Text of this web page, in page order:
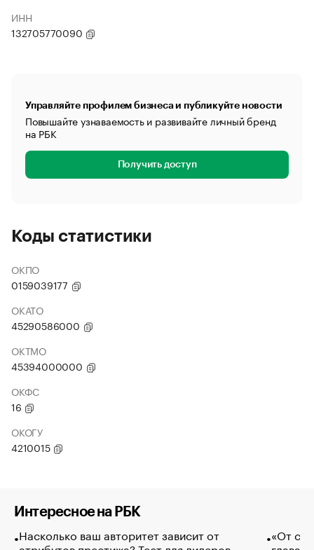
ИНН
132705770090
Управляйте профилем бизнеса и публикуйте новости
Повышайте узнаваемость и развивайте личный бренд
на РБК
Получить доступ
Коды статистики
ОКПО
0159039177
ОКАТО
45290586000
ОКТМО
45394000000
ОКФС
16
ОКОГУ
4210015
Интересное на РБК
Насколько ваш авторитет зависит от
«От